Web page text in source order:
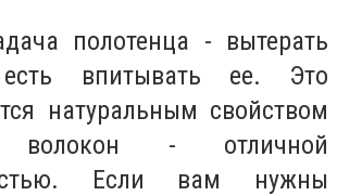
полотенца - вытерать
впитывать ее. Это
натуральным свойством
волокон - отличной
Если вам нужны